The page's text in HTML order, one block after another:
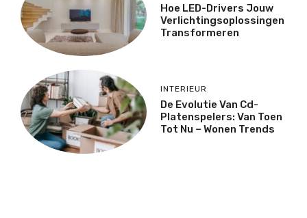
Hoe LED-Drivers Jouw
Verlichtingsoplossingen
Transformeren
INTERIEUR
De Evolutie Van Cd-
Platenspelers: Van Toen
Tot Nu – Wonen Trends